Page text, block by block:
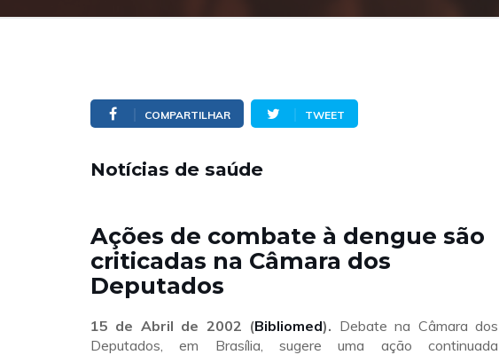
COMPARTILHAR TWEET
Notícias de saúde
Ações de combate à dengue são
criticadas na Câmara dos
Deputados
15 de Abril de 2002 (Bibliomed). Debate na Câmara dos
Deputados, em Brasília, sugere uma ação continuada